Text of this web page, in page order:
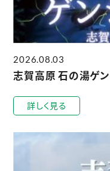
2026.08.03
志賀高原 石の湯ゲ
詳しく見る